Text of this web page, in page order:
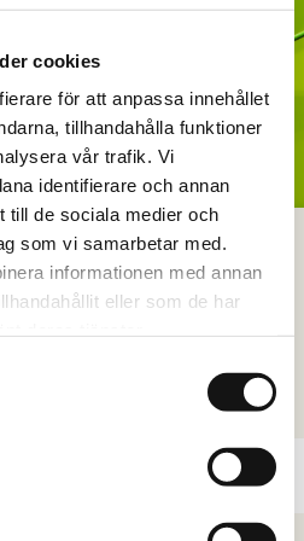
cookies
för att anpassa innehållet
tillhandahålla funktioner
vår trafik. Vi
identifierare och annan
till de sociala medier och
som vi samarbetar med.
informationen med annan
eller som de har
chefsstöd hjälper vi er navigera i en
och kraftfullt.